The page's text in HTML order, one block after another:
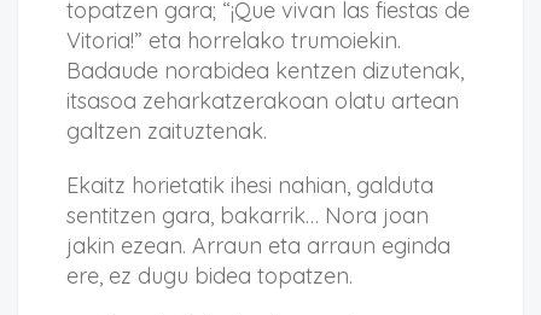
topatzen gara; “¡Que vivan las fiestas de
Vitoria!” eta horrelako trumoiekin.
Badaude norabidea kentzen dizutenak,
itsasoa zeharkatzerakoan olatu artean
galtzen zaituztenak.
Ekaitz horietatik ihesi nahian, galduta
sentitzen gara, bakarrik… Nora joan
jakin ezean. Arraun eta arraun eginda
ere, ez dugu bidea topatzen.